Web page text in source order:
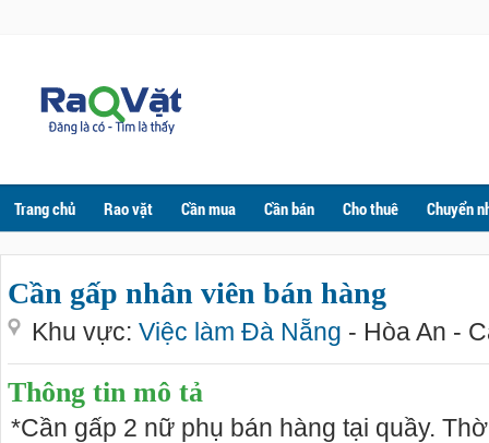
Trang chủ Rao vặt Cần mua Cần bán Cho thuê Chuyển
Cần gấp nhân viên bán hàng
Khu vực: Việc làm Đà Nẵng - Hòa An -
Thông tin mô tả
*Cần gấp 2 nữ phụ bán hàng tại quầy.